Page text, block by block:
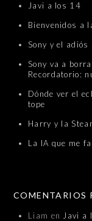
Javi a los 14
Bienvenidos a
Sony y el
Sony va a
Recordatorio:
Dónde ver el
tope
Harry y la
La IA que me
COMENTARIOS
Liam en Javi a